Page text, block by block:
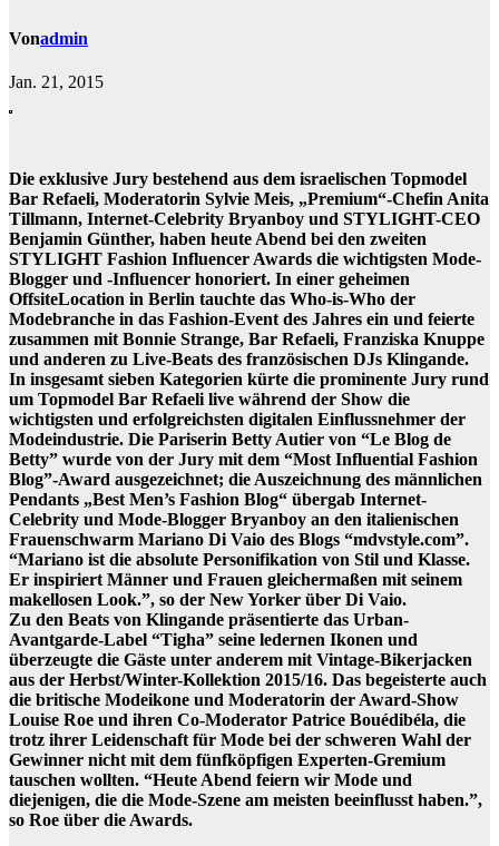
Vonadmin
Jan. 21, 2015
Die exklusive Jury bestehend aus dem israelischen Topmodel
Bar Refaeli, Moderatorin Sylvie Meis, „Premium“-Chefin Anita
Tillmann, Internet-Celebrity Bryanboy und STYLIGHT-CEO
Benjamin Günther, haben heute Abend bei den zweiten
STYLIGHT Fashion Influencer Awards die wichtigsten Mode-
Blogger und -Influencer honoriert. In einer geheimen
OffsiteLocation in Berlin tauchte das Who-is-Who der
Modebranche in das Fashion-Event des Jahres ein und feierte
zusammen mit Bonnie Strange, Bar Refaeli, Franziska Knuppe
und anderen zu Live-Beats des französischen DJs Klingande.
In insgesamt sieben Kategorien kürte die prominente Jury rund
um Topmodel Bar Refaeli live während der Show die
wichtigsten und erfolgreichsten digitalen Einflussnehmer der
Modeindustrie. Die Pariserin Betty Autier von “Le Blog de
Betty” wurde von der Jury mit dem “Most Influential Fashion
Blog”-Award ausgezeichnet; die Auszeichnung des männlichen
Pendants „Best Men’s Fashion Blog“ übergab Internet-
Celebrity und Mode-Blogger Bryanboy an den italienischen
Frauenschwarm Mariano Di Vaio des Blogs “mdvstyle.com”.
“Mariano ist die absolute Personifikation von Stil und Klasse.
Er inspiriert Männer und Frauen gleichermaßen mit seinem
makellosen Look.”, so der New Yorker über Di Vaio.
Zu den Beats von Klingande präsentierte das Urban-
Avantgarde-Label “Tigha” seine ledernen Ikonen und
überzeugte die Gäste unter anderem mit Vintage-Bikerjacken
aus der Herbst/Winter-Kollektion 2015/16. Das begeisterte auch
die britische Modeikone und Moderatorin der Award-Show
Louise Roe und ihren Co-Moderator Patrice Bouédibéla, die
trotz ihrer Leidenschaft für Mode bei der schweren Wahl der
Gewinner nicht mit dem fünfköpfigen Experten-Gremium
tauschen wollten. “Heute Abend feiern wir Mode und
diejenigen, die die Mode-Szene am meisten beeinflusst haben.”,
so Roe über die Awards.